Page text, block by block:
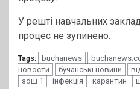
У решті навчальних
процес не зупинено.
Tags: buchanews
новости
бучанські новини
зош 1
інфекція карантин